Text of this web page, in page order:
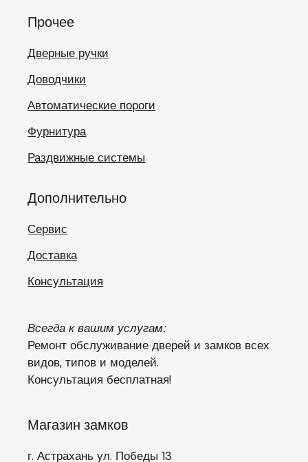
Прочее
Дверные ручки
Доводчики
Автоматические пороги
Фурнитура
Раздвижные системы
Дополнительно
Сервис
Доставка
Консультация
Всегда к вашим услугам:
Ремонт обслуживание дверей и замков всех
видов, типов и моделей.
Консультация бесплатная!
Магазин замков
г. Астрахань ул. Победы 13